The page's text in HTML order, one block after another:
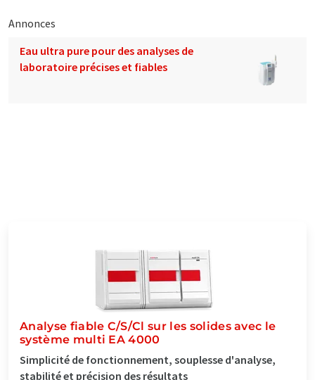
Annonces
Eau ultra pure pour des analyses de
laboratoire précises et fiables
Analyse fiable C/S/Cl sur les solides avec le
système multi EA 4000
Simplicité de fonctionnement, souplesse d'analyse,
stabilité et précision des résultats